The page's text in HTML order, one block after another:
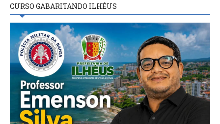
CURSO GABARITANDO ILHÉUS